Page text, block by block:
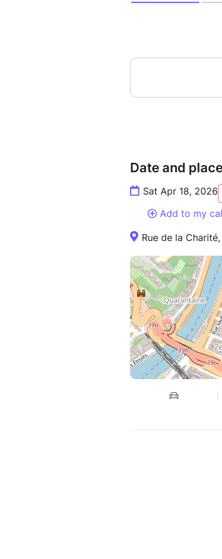
Prix : 16 euros
Attention : votre
vous recevez un
mail, contactez-moi
Date and place
Sat Apr 18, 2026
Add to my
Rue de la